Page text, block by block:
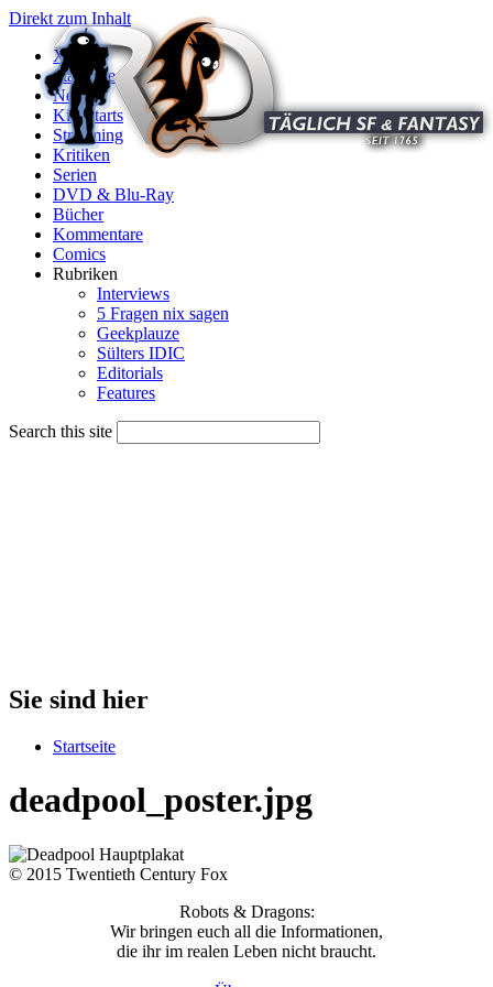
Direkt zum Inhalt
X
Startseite
News
Kinostarts
Streaming
Kritiken
Serien
DVD & Blu-Ray
Bücher
Kommentare
Comics
Rubriken
Interviews
5 Fragen nix sagen
Geekplauze
Sülters IDIC
Editorials
Features
Search this site
Sie sind hier
Startseite
deadpool_poster.jpg
© 2015 Twentieth Century Fox
Robots & Dragons:
Wir bringen euch all die Informationen,
die ihr im realen Leben nicht braucht.